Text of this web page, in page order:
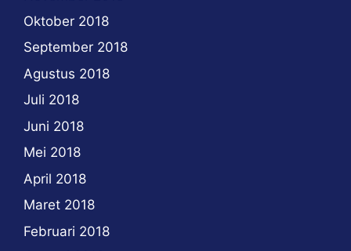
Oktober 2018
September 2018
Agustus 2018
Juli 2018
Juni 2018
Mei 2018
April 2018
Maret 2018
Februari 2018